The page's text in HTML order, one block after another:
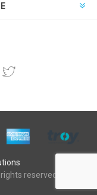
reserved.